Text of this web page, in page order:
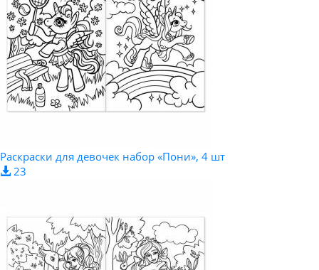
Раскраски для девочек набор «Пони», 4 шт
23